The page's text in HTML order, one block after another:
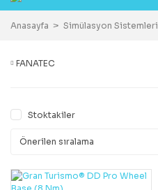
Anasayfa Simülasyon Sistemleri
FANATEC
Stoktakiler